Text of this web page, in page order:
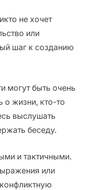
не хочет
или
шаг к созданию
могут быть очень
о жизни, кто-то
выслушать
беседу.
и тактичными.
или